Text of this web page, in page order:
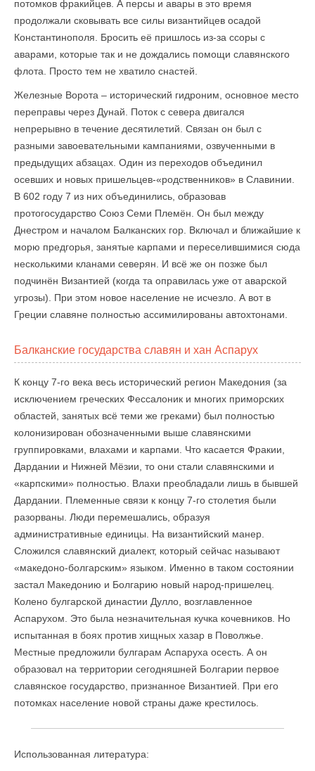
потомков фракийцев. А персы и авары в это время
продолжали сковывать все силы византийцев осадой
Константинополя. Бросить её пришлось из-за ссоры с
аварами, которые так и не дождались помощи славянского
флота. Просто тем не хватило снастей.
Железные Ворота – исторический гидроним, основное место
переправы через Дунай. Поток с севера двигался
непрерывно в течение десятилетий. Связан он был с
разными завоевательными кампаниями, озвученными в
предыдущих абзацах. Один из переходов объединил
осевших и новых пришельцев-«родственников» в Славинии.
В 602 году 7 из них объединились, образовав
протогосударство Союз Семи Племён. Он был между
Днестром и началом Балканских гор. Включал и ближайшие к
морю предгорья, занятые карпами и переселившимися сюда
несколькими кланами северян. И всё же он позже был
подчинён Византией (когда та оправилась уже от аварской
угрозы). При этом новое население не исчезло. А вот в
Греции славяне полностью ассимилированы автохтонами.
Балканские государства славян и хан Аспарух
К концу 7-го века весь исторический регион Македония (за
исключением греческих Фессалоник и многих приморских
областей, занятых всё теми же греками) был полностью
колонизирован обозначенными выше славянскими
группировками, влахами и карпами. Что касается Фракии,
Дардании и Нижней Мёзии, то они стали славянскими и
«карпскими» полностью. Влахи преобладали лишь в бывшей
Дардании. Племенные связи к концу 7-го столетия были
разорваны. Люди перемешались, образуя
административные единицы. На византийский манер.
Сложился славянский диалект, который сейчас называют
«македоно-болгарским» языком. Именно в таком состоянии
застал Македонию и Болгарию новый народ-пришелец.
Колено булгарской династии Дулло, возглавленное
Аспарухом. Это была незначительная кучка кочевников. Но
испытанная в боях против хищных хазар в Поволжье.
Местные предложили булгарам Аспаруха осесть. А он
образовал на территории сегодняшней Болгарии первое
славянское государство, признанное Византией. При его
потомках население новой страны даже крестилось.
Использованная литература: